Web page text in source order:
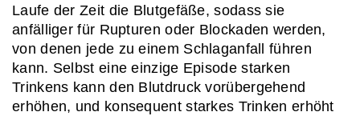
Laufe der Zeit die Blutgefäße, sodass sie
anfälliger für Rupturen oder Blockaden werden,
von denen jede zu einem Schlaganfall führen
kann. Selbst eine einzige Episode starken
Trinkens kann den Blutdruck vorübergehend
erhöhen, und konsequent starkes Trinken erhöht